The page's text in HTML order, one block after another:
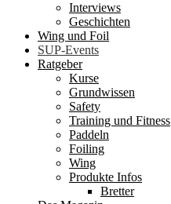
Interviews
Geschichten
Wing und Foil
SUP-Events
Ratgeber
Kurse
Grundwissen
Safety
Training und Fitness
Paddeln
Foiling
Wing
Produkte Infos
Bretter